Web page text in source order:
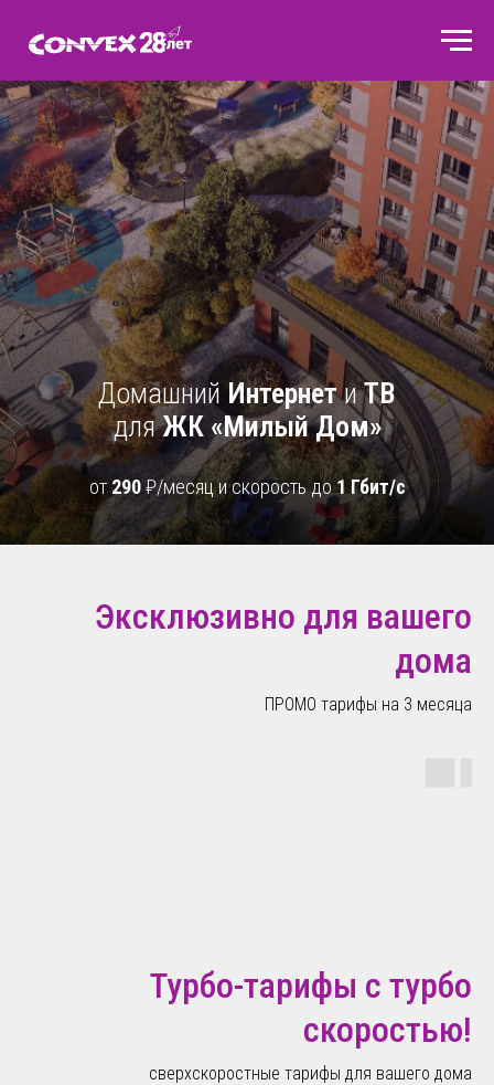
Домашний ИнтернетиТВ
дляЖК «Милый Дом»
от 290₽/месяц и скорость до1 Гбит/с
Эксклюзивно для вашего
дома
ПРОМО тарифы на 3 месяца
Турбо-тарифы с турбо
скоростью!
сверхскоростные тарифы для вашего дома